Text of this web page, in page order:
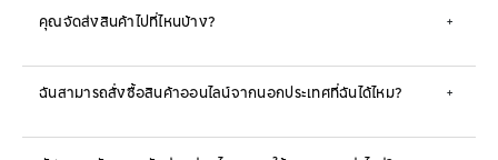
คุณจัดส่งสินค้าไปที่ไหนบ้าง? +
ฉันสามารถสั่งซื้อสินค้าออนไลน์จากนอกประเทศที่ฉันได้ไหม? +